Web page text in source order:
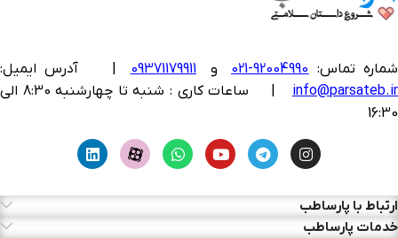
شماره تماس: 92004990-021 و 09371179911
آدرس ایمیل:
info@parsateb.ir
| ساعات کاری : شنبه تا چهارشنبه 8:30 الی
16:30
ارتباط با پارساطب
خدمات پارساطب